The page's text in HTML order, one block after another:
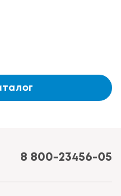
8 800-23456-05